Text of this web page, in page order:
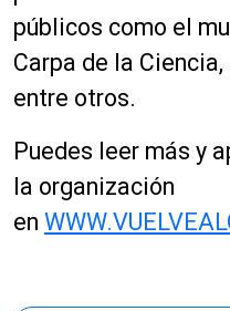
públicos como el
Carpa de la
entre otros.
Puedes leer más y
la organización
en